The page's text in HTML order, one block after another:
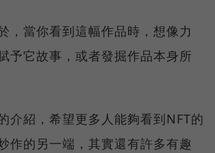
，當你看到這幅作品時，想像力
予它故事，或者發掘作品本身所
介紹，希望更多人能夠看到NFT的
作的另一端，其實還有許多有趣